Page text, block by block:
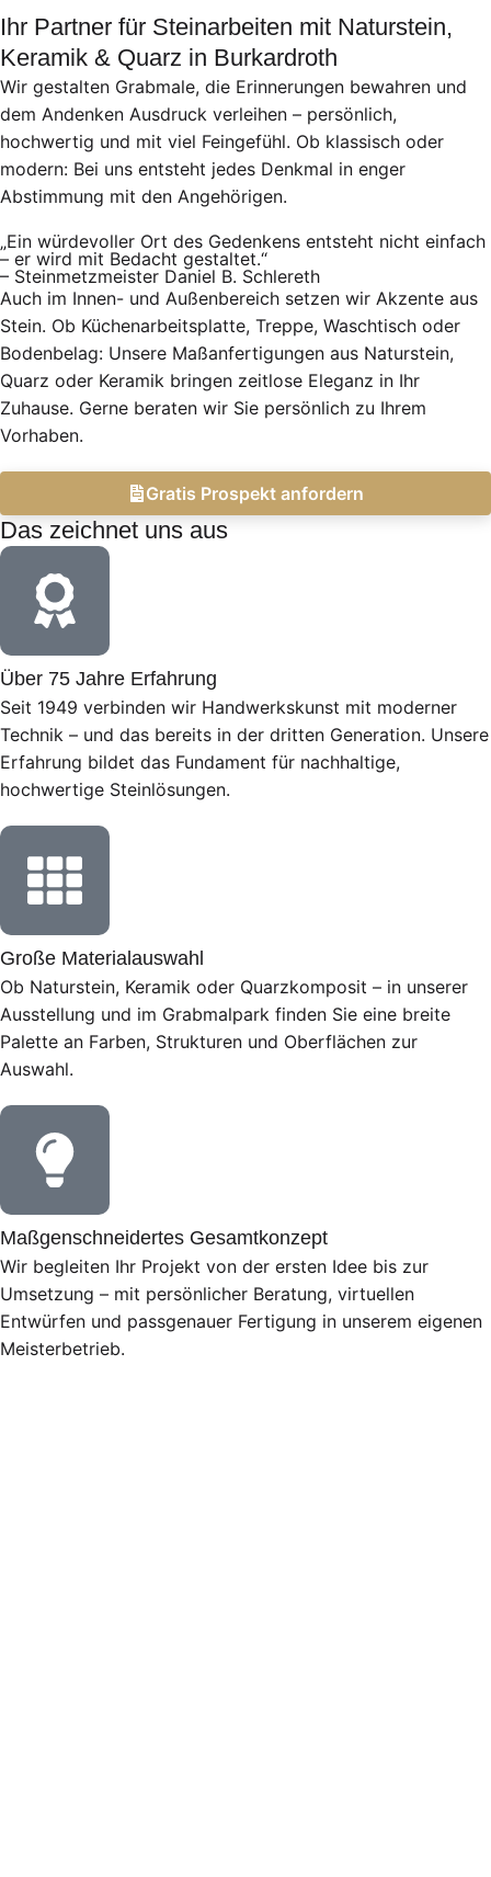
Ihr Partner für Steinarbeiten mit Naturstein,
Keramik & Quarz in Burkardroth
Wir gestalten Grabmale, die Erinnerungen bewahren und
dem Andenken Ausdruck verleihen – persönlich,
hochwertig und mit viel Feingefühl. Ob klassisch oder
modern: Bei uns entsteht jedes Denkmal in enger
Abstimmung mit den Angehörigen.
„Ein würdevoller Ort des Gedenkens entsteht nicht einfach
– er wird mit Bedacht gestaltet.“
– Steinmetzmeister Daniel B. Schlereth
Auch im Innen- und Außenbereich setzen wir Akzente aus
Stein. Ob Küchenarbeitsplatte, Treppe, Waschtisch oder
Bodenbelag: Unsere Maßanfertigungen aus Naturstein,
Quarz oder Keramik bringen zeitlose Eleganz in Ihr
Zuhause. Gerne beraten wir Sie persönlich zu Ihrem
Vorhaben.
Gratis Prospekt anfordern
Das zeichnet uns aus
Über 75 Jahre Erfahrung
Seit 1949 verbinden wir Handwerkskunst mit moderner
Technik – und das bereits in der dritten Generation. Unsere
Erfahrung bildet das Fundament für nachhaltige,
hochwertige Steinlösungen.
Große Materialauswahl
Ob Naturstein, Keramik oder Quarzkomposit – in unserer
Ausstellung und im Grabmalpark finden Sie eine breite
Palette an Farben, Strukturen und Oberflächen zur
Auswahl.
Maßgenschneidertes Gesamtkonzept
Wir begleiten Ihr Projekt von der ersten Idee bis zur
Umsetzung – mit persönlicher Beratung, virtuellen
Entwürfen und passgenauer Fertigung in unserem eigenen
Meisterbetrieb.